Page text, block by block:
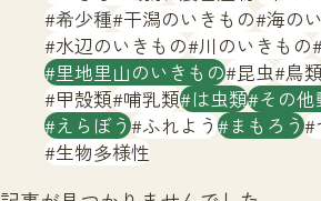
希少種 干潟のいきもの 海の
水辺のいきもの 川のいきもの
里地里山のいきもの 昆虫 鳥
甲殻類 哺乳類 は虫類 その
えらぼう ふれよう まもろう
生物多様性